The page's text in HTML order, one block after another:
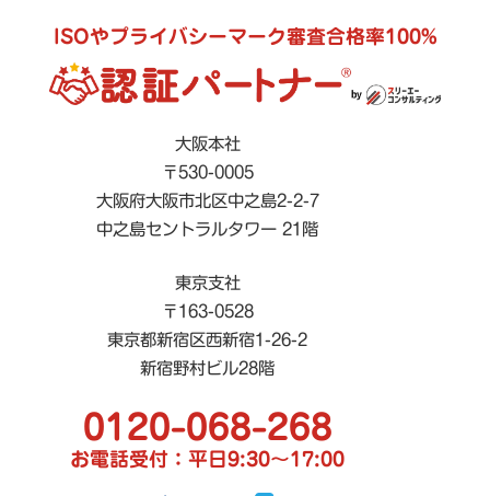
ISOやプライバシーマーク審査合格率100%
大阪本社
〒530-0005
大阪府大阪市北区中之島2-2-7
中之島セントラルタワー 21階
東京支社
〒163-0528
東京都新宿区西新宿1-26-2
新宿野村ビル28階
0120-068-268
お電話受付：平日9:30〜17:00